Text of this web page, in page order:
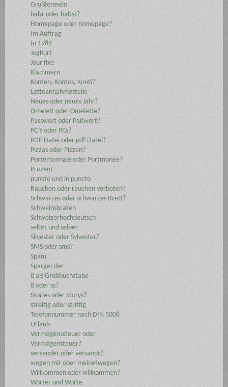
Grußformeln
hälst oder hältst?
Homepage oder homepage?
Im Auftrag
In 1989
Joghurt
Jour fixe
Klammern
Konten, Kontos, Konti?
Lottoannahmestelle
Neues oder neues Jahr?
Omelett oder Omelette?
Passwort oder Paßwort?
PC’s oder PCs?
PDF-Datei oder pdf-Datei?
Pizzas oder Pizzen?
Portemonnaie oder Portmonee?
Prozent
punkto und in puncto
Rauchen oder rauchen verboten?
Schwarzes oder schwarzes Brett?
Schweinsbraten
Schweizerhochdeutsch
selbst und selber
Silvester oder Sylvester?
SMS oder sms?
Spam
Spargel-der
ß als Großbuchstabe
ß oder ss?
Stories oder Storys?
streitig oder strittig
Telefonnummer nach DIN 5008
Urlaub
Vermögenssteuer oder
Vermögensteuer?
versendet oder versandt?
wegen mir oder meinetwegen?
Willkommen oder willkommen?
Wörter und Worte